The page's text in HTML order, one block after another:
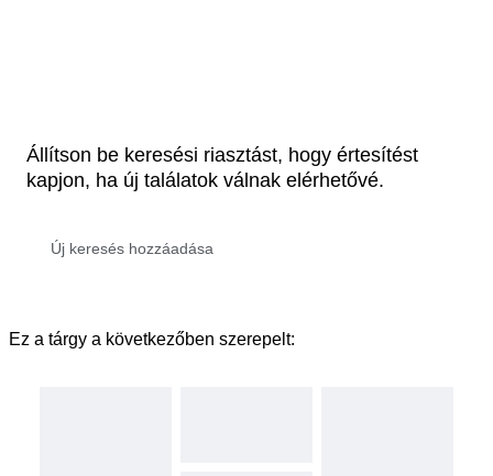
Állítson be keresési riasztást, hogy értesítést
kapjon, ha új találatok válnak elérhetővé.
Ez a tárgy a következőben szerepelt: